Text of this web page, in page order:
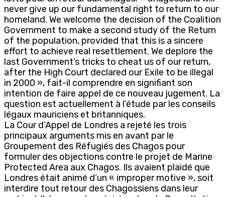
never give up our fundamental right to return to our
homeland. We welcome the decision of the Coalition
Government to make a second study of the Return
of the population, provided that this is a sincere
effort to achieve real resettlement. We deplore the
last Government’s tricks to cheat us of our return,
after the High Court declared our Exile to be illegal
in 2000 », fait-il comprendre en signifiant son
intention de faire appel de ce nouveau jugement. La
question est actuellement à l’étude par les conseils
légaux mauriciens et britanniques.
La Cour d’Appel de Londres a rejeté les trois
principaux arguments mis en avant par le
Groupement des Réfugiés des Chagos pour
formuler des objections contre le projet de Marine
Protected Area aux Chagos. Ils avaient plaidé que
Londres était animé d’un « improper motive », soit
interdire tout retour des Chagossiens dans leur